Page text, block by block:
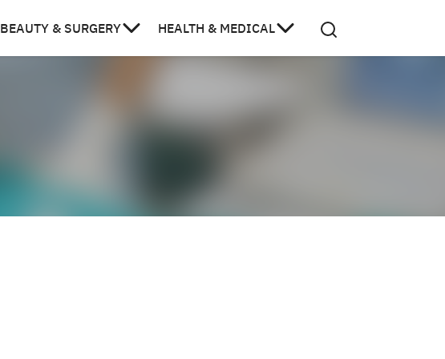
BEAUTY & SURGERY HEALTH & MEDICAL